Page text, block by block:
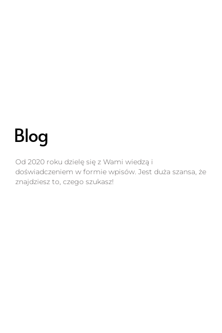
Blog
Od 2020 roku dzielę się z Wami wiedzą i
doświadczeniem w formie wpisów. Jest duża szansa, że
znajdziesz to, czego szukasz!